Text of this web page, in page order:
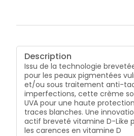
Description
Issu de la technologie brevetée
pour les peaux pigmentées
et/ou sous traitement anti-
imperfections, cette crème
UVA pour une haute
traces blanches. Une
actif breveté vitamine D-Like
les carences en vitamine D